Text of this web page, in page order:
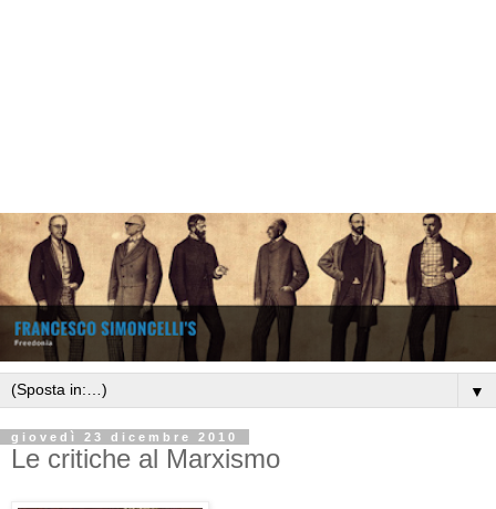
▼
giovedì 23 dicembre 2010
Le critiche al Marxismo